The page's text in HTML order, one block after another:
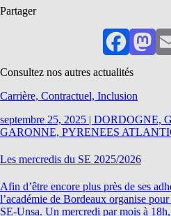
Partager
Facebook
Consultez nos autres actualités
Carrière, Contractuel, Inclusion
septembre 25, 2025 | DORDOGNE,
GARONNE, PYRENEES
Les mercredis du SE 2025/2026
Afin d’être encore plus près de ses
l’académie de Bordeaux organise
SE-Unsa. Un mercredi par mois à